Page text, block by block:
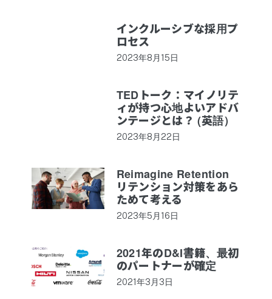
インクルーシブな採用プ
ロセス
2023年8月15日
TEDトーク：マイノリテ
ィが持つ心地よいアドバ
ンテージとは？ (英語）
2023年8月22日
Reimagine Retention
リテンション対策をあら
ためて考える
2023年5月16日
2021年のD&I書籍、最初
のパートナーが確定
2021年3月3日